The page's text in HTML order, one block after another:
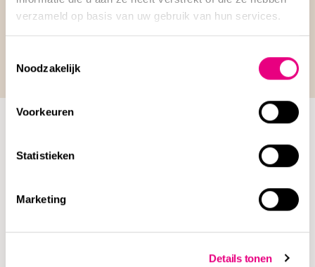
verzameld op basis van uw gebruik van hun services.
Noodzakelijk
Voorkeuren
Statistieken
Marketing
Details tonen
Neem contact op